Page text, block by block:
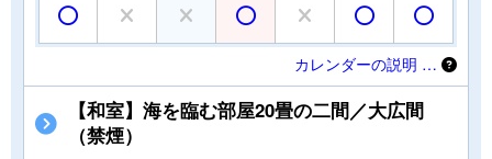
カレンダーの説明 …
【和室】海を臨む部屋20畳の二間／大広間
（禁煙）